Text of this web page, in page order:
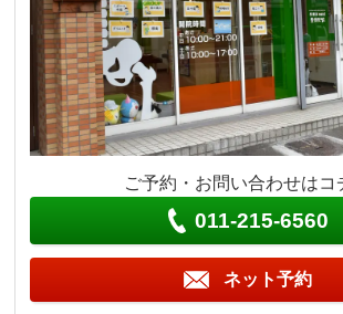
ご予約・お問い合わせはコ
011-215-6560
ネット予約